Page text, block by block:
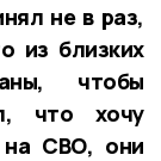
не в раз,
из близких
чтобы
что хочу
на СВО, они